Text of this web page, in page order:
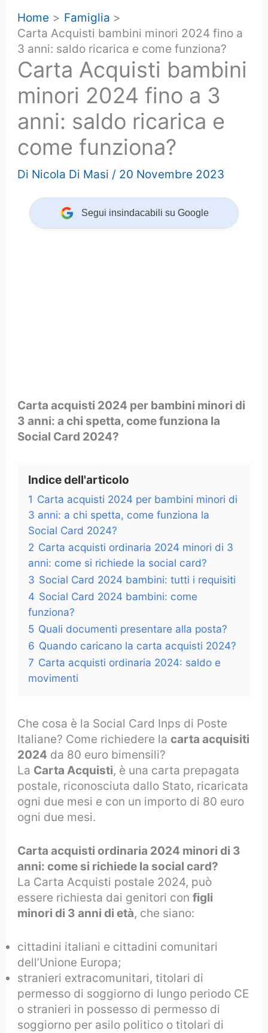
Home
Famiglia
Carta Acquisti bambini minori 2024 fino a
3 anni: saldo ricarica e come funziona?
Carta Acquisti bambini
minori 2024 fino a 3
anni: saldo ricarica e
come funziona?
Di Nicola Di Masi / 20 Novembre 2023
Segui insindacabili su Google
Carta acquisti 2024 per bambini minori di
3 anni: a chi spetta, come funziona la
Social Card 2024?
Indice dell'articolo
1 Carta acquisti 2024 per bambini minori di
3 anni: a chi spetta, come funziona la
Social Card 2024?
2 Carta acquisti ordinaria 2024 minori di 3
anni: come si richiede la social card?
3 Social Card 2024 bambini: tutti i requisiti
4 Social Card 2024 bambini: come
funziona?
5 Quali documenti presentare alla posta?
6 Quando caricano la carta acquisti 2024?
7 Carta acquisti ordinaria 2024: saldo e
movimenti
Che cosa è la Social Card Inps di Poste
Italiane? Come richiedere lacarta acquisiti
2024 da 80 euro bimensili?
La Carta Acquisti, è una carta prepagata
postale, riconosciuta dallo Stato, ricaricata
ogni due mesi e con un importo di 80 euro
ogni due mesi.
Carta acquisti ordinaria 2024 minori di 3
anni: come si richiede la social card?
La Carta Acquisti postale 2024, può
essere richiesta dai genitori configli
minori di 3 anni di età, che siano:
cittadini italiani e cittadini comunitari
dell’Unione Europa;
stranieri extracomunitari, titolari di
permesso di soggiorno di lungo periodo CE
o stranieri in possesso di permesso di
soggiorno per asilo politico o titolari di